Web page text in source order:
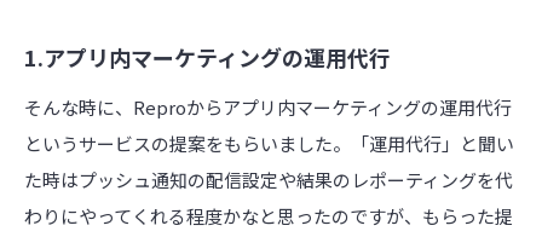
1.アプリ内マーケティングの運用代行
そんな時に、Reproからアプリ内マーケティングの運用代行
というサービスの提案をもらいました。「運用代行」と聞い
た時はプッシュ通知の配信設定や結果のレポーティングを代
わりにやってくれる程度かなと思ったのですが、もらった提